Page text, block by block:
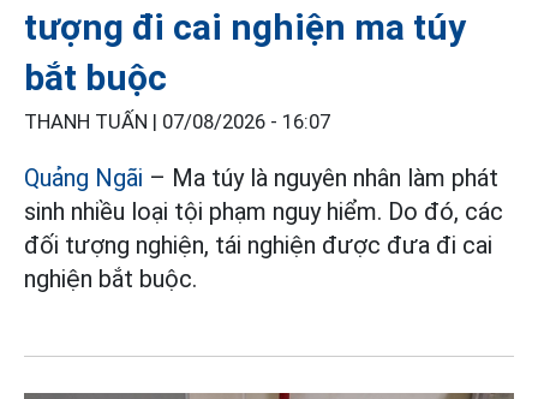
tượng đi cai nghiện ma túy
bắt buộc
THANH TUẤN | 07/08/2026 - 16:07
Quảng Ngãi – Ma túy là nguyên nhân làm phát
sinh nhiều loại tội phạm nguy hiểm. Do đó, các
đối tượng nghiện, tái nghiện được đưa đi cai
nghiện bắt buộc.